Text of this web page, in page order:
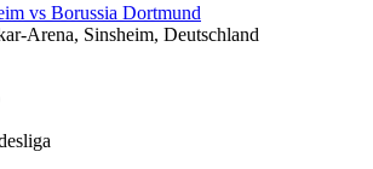
vs Borussia Dortmund
Arena, Sinsheim, Deutschland